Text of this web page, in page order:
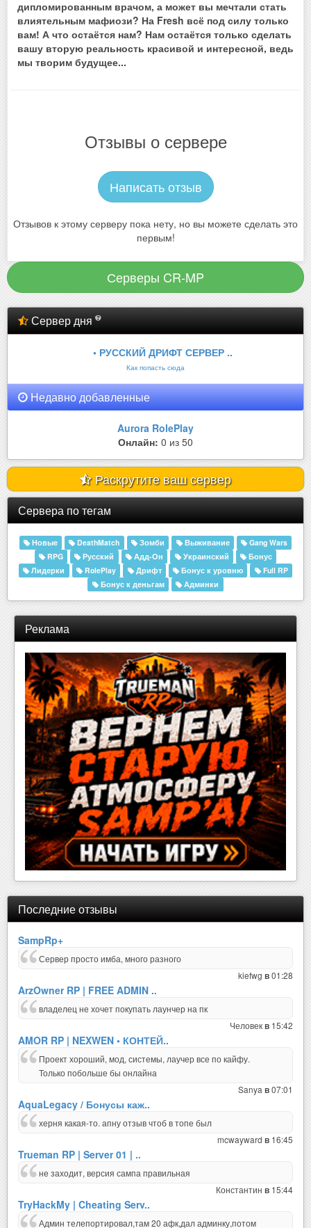
дипломированным врачом, а может вы мечтали стать
влиятельным мафиози? На Fresh всё под силу только
вам! А что остаётся нам? Нам остаётся только сделать
вашу вторую реальность красивой и интересной, ведь
мы творим будущее...
Отзывы о сервере
Написать отзыв
Отзывов к этому серверу пока нету, но вы можете сделать это
первым!
Серверы CR-MP
Сервер дня
• РУССКИЙ ДРИФТ СЕРВЕР ..
Как попасть сюда
Недавно добавленные
Aurora RolePlay
Онлайн: 0 из 50
Раскрутите ваш сервер
Сервера по тегам
Новые DeathMatch Зомби Выживание
Gang Wars
RPG
Русский Адд-Он Украинский
Бонус
Лидерки
RolePlay Дрифт Бонус к уровню
Full RP
Бонус к деньгам
Админки
Реклама
Последние отзывы
SampRp+
Сервер просто имба, много разного
kiefwg в01:28
ArzOwner RP | FREE ADMIN ..
владелец не хочет покупать лаунчер на пк
Человекв 15:42
AMOR RP | NEXWEN • КОНТЕЙ..
Проект хороший, мод, системы, лаучер все по кайфу.
Только побольше бы онлайна
Sanya в07:01
AquaLegacy / Бонусы каж..
херня какая-то. апну отзыв чтоб в топе был
mcwayward в 16:45
Trueman RP | Server 01 | ..
не заходит, версия сампа правильная
Константин в 15:44
TryHackMy | Cheating Serv..
Админ телепортировал,там 20 афк,дал админку,потом